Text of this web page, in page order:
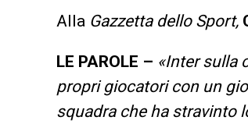
Alla Gazzetta dello Sport,
LE PAROLE – «Inter sulla
propri giocatori con un
squadra che ha stravinto